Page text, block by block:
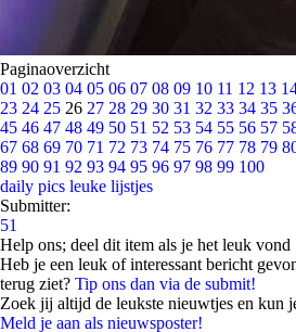
Paginaoverzicht
01 02 03 04 05 06 07 08 09 10 11 12 13
23 24 25 26 27 28 29 30 31 32 33 34 35
45 46 47 48 49 50 51 52 53 54 55 56 57
67 68 69 70 71 72 73 74 75 76 77 78 79
89 90 91 92 93 94 95 96 97 98 99 100
daily pics leuke lijstjes
Submitter:
51
Help ons; deel dit item als je het leuk vond
Heb je een leuk of interessant bericht
terug ziet? Tip ons dan via de submit!
Zoek jij altijd de leukste nieuwtjes en kun
Meld je aan als nieuwsposter!